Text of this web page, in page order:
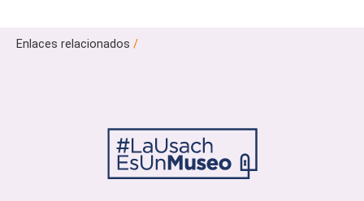
Enlaces relacionados /